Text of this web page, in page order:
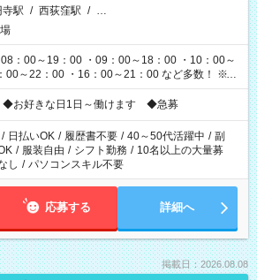
寺駅 / 西荻窪駅 / …
：00～19：00 ・09：00～18：00 ・10：00～
22：00 ・16：00～21：00 など多数！ ※お
時間が異なります
お好きな日1日～働けます ◆急募
/ 日払いOK / 履歴書不要 / 40～50代活躍中 / 副
/ 服装自由 / シフト勤務 / 10名以上の大量募
し / パソコンスキル不要
応募する 詳細へ
掲載日：2026.08.08